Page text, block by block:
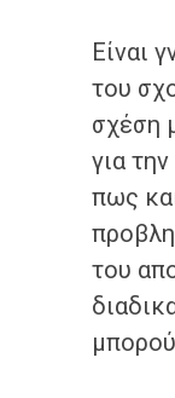
Είναι
του
σχέση
για
πως
του